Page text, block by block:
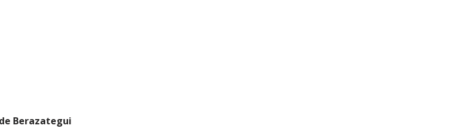
Berazategui